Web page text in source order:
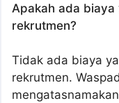
Apakah ada
rekrutmen?
Tidak ada biaya
rekrutmen.